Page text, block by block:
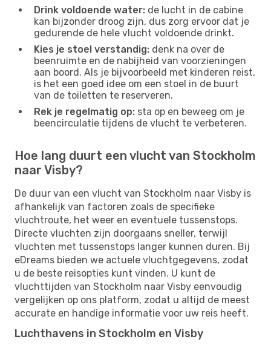
Drink voldoende water: de lucht in de cabine
kan bijzonder droog zijn, dus zorg ervoor dat je
gedurende de hele vlucht voldoende drinkt.
Kies je stoel verstandig: denk na over de
beenruimte en de nabijheid van voorzieningen
aan boord. Als je bijvoorbeeld met kinderen reist,
is het een goed idee om een ​​stoel in de buurt
van de toiletten te reserveren.
Rek je regelmatig op: sta op en beweeg om je
beencirculatie tijdens de vlucht te verbeteren.
Hoe lang duurt een vlucht van Stockholm
naar Visby?
De duur van een vlucht van Stockholm naar Visby is
afhankelijk van factoren zoals de specifieke
vluchtroute, het weer en eventuele tussenstops.
Directe vluchten zijn doorgaans sneller, terwijl
vluchten met tussenstops langer kunnen duren. Bij
eDreams bieden we actuele vluchtgegevens, zodat
u de beste reisopties kunt vinden. U kunt de
vluchttijden van Stockholm naar Visby eenvoudig
vergelijken op ons platform, zodat u altijd de meest
accurate en handige informatie voor uw reis heeft.
Luchthavens in Stockholm en Visby